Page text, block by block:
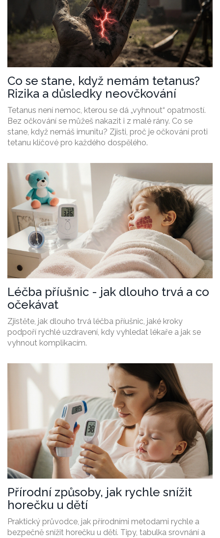
Co se stane, když nemám tetanus?
Rizika a důsledky neovčkování
Tetanus není nemoc, kterou se dá „vyhnout“ opatrností.
Bez očkování se můžeš nakazit i z malé rány. Co se
stane, když nemáš imunitu? Zjisti, proč je očkování proti
tetanu klíčové pro každého dospělého.
Léčba příušnic - jak dlouho trvá a co
očekávat
Zjistěte, jak dlouho trvá léčba příušnic, jaké kroky
podpoří rychlé uzdravení, kdy vyhledat lékaře a jak se
vyhnout komplikacím.
Přírodní způsoby, jak rychle snížit
horečku u dětí
Praktický průvodce, jak přírodními metodami rychle a
bezpečně snížit horečku u dětí. Tipy, tabulka srovnání a